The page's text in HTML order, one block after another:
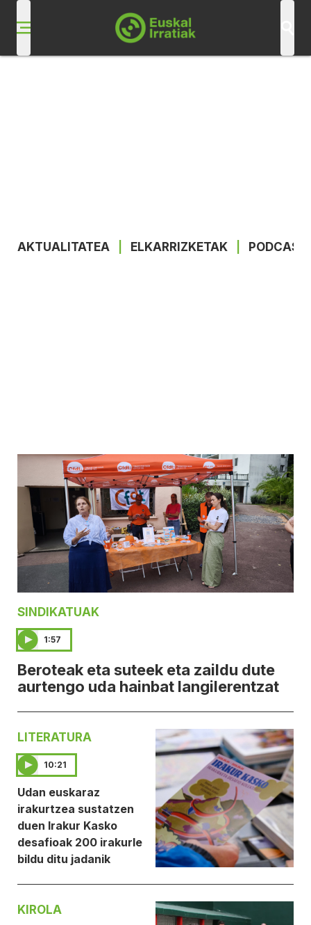
AKTUALITATEA ELKARRIZKETAK
SINDIKATUAK
1:57
Beroteak eta suteek eta zaildu dute
aurtengo uda hainbat langilerentzat
LITERATURA
10:21
Udan euskaraz
irakurtzea sustatzen
duen Irakur Kasko
desafioak 200 irakurle
bildu ditu jadanik
KIROLA